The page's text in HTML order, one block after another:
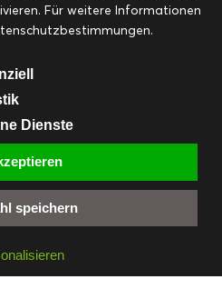
Ostern Resteküche
Startseite
& Suppen
& Events
EMAIL
| powered byECKER Digital IT Solutions
Für weitere Informationen
Dienste
speichern